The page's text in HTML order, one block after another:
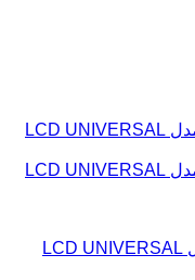
شارژر باتری همه کاره VARTA وارتا مدل LCD UNIVERSAL